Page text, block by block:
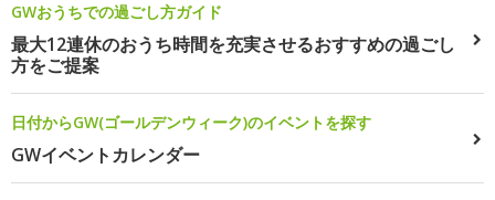
GWおうちでの過ごし方ガイド
最大12連休のおうち時間を充実させるおすすめの過ごし
方をご提案
日付からGW(ゴールデンウィーク)のイベントを探す
GWイベントカレンダー